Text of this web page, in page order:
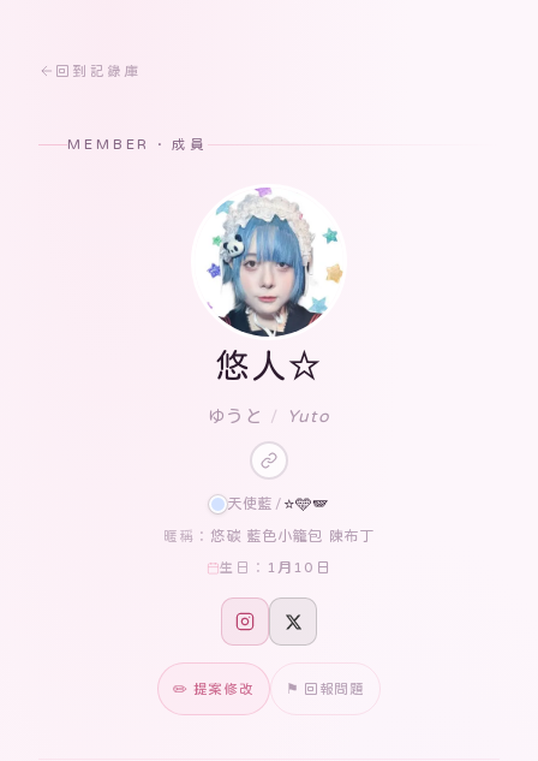
回到記錄庫
MEMBER · 成員
悠人☆
ゆうと / Yuto
天使藍 / ⭐️🩵🪽
暱稱： 悠碳 藍色小籠包 陳布丁
生日： 1月10日
✏️ 提案修改 ⚑ 回報問題